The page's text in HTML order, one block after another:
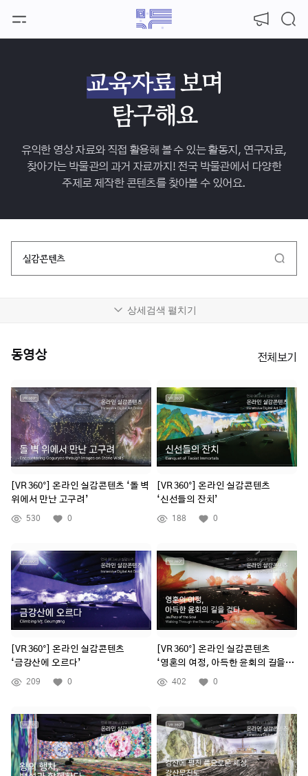
교육자료보며
탐구해요
유익한 영상 자료와 직접 활용해 볼 수 있는 활동지, 연구자료,
찾아가는 박물관의 과거 자료까지! 전국 박물관에서 다양한
주제로 제작한 콘텐츠를 찾아볼 수 있어요.
상세검색 펼치기
동영상 전체보기
[VR 360°] 온라인 실감콘텐츠 ‘돌 벽
위에서 만난 고구려’
530 0
[VR 360°] 온라인 실감콘텐츠
‘신선들의 잔치’
188 0
[VR 360°] 온라인 실감콘텐츠
‘금강산에 오르다’
209 0
[VR 360°] 온라인 실감콘텐츠
‘영혼의 여정, 아득한 윤회의 길을
걷다’402 0